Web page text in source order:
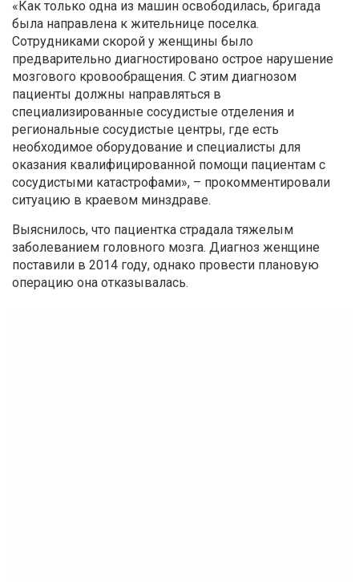
«Как только одна из машин освободилась, бригада
была направлена к жительнице поселка.
Сотрудниками скорой у женщины было
предварительно диагностировано острое нарушение
мозгового кровообращения. С этим диагнозом
пациенты должны направляться в
специализированные сосудистые отделения и
региональные сосудистые центры, где есть
необходимое оборудование и специалисты для
оказания квалифицированной помощи пациентам с
сосудистыми катастрофами», – прокомментировали
ситуацию в краевом минздраве.
Выяснилось, что пациентка страдала тяжелым
заболеванием головного мозга. Диагноз женщине
поставили в 2014 году, однако провести плановую
операцию она отказывалась.